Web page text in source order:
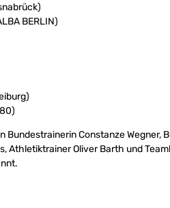
BERLIN)
Bundestrainerin Constanze Wegner,
Athletiktrainer Oliver Barth und